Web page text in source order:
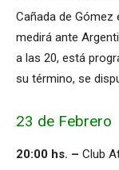
Cañada de Gómez
medirá ante
a las 20, está
su término, se
23 de Febrero
20:00 hs. – Club